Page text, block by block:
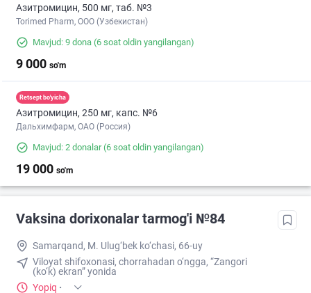
Азитромицин, 500 мг, таб. №3
Torimed Pharm, OOO (Узбекистан)
Mavjud: 9 dona (6 soat oldin yangilangan)
9 000 so'm
Retsept bo'yicha
Азитромицин, 250 мг, капс. №6
Дальхимфарм, ОАО (Россия)
Mavjud: 2 donalar(6 soat oldin yangilangan)
19 000 so'm
Vaksina dorixonalar tarmog'i №84
Samarqand, M. Ulug‘bek ko‘chasi, 66-uy
Viloyat shifoxonasi, chorrahadan o‘ngga, “Zangori
(ko‘k) ekran” yonida
Yopiq ·